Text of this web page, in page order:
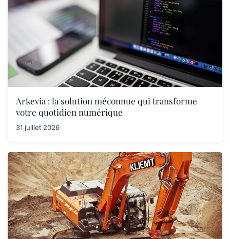
Arkevia : la solution méconnue qui transforme
votre quotidien numérique
31 juillet 2026